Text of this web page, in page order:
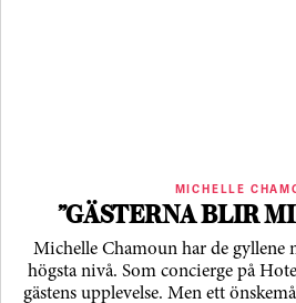
MICHELLE
”GÄSTERNA BLIR
Michelle Chamoun har de gyllene
högsta nivå. Som concierge på
gästens upp­levelse. Men ett